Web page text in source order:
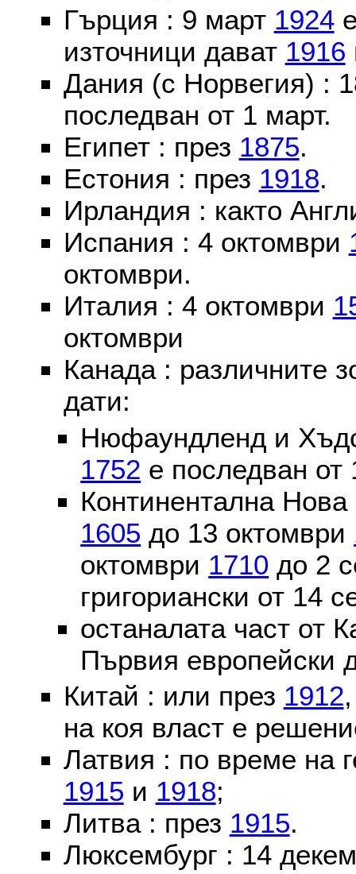
Гърция : 9 март 1924е
източници дават 1916
Дания (с Норвегия) :
последван от 1 март.
Египет : през 1875.
Естония : през 1918.
Ирландия : както
Испания : 4 октомври
октомври.
Италия : 4 октомври
октомври
Канада : различните
дати:
Нюфаундленд и
1752 е последван от
Континентална
1605 до 13 октомври
октомври 1710 до 2
григориански от 14
останалата част от
Първия европейски
Китай : или през 1912
на коя власт е
Латвия : по време на
1915 и 1918;
Литва : през 1915.
Люксембург : 14